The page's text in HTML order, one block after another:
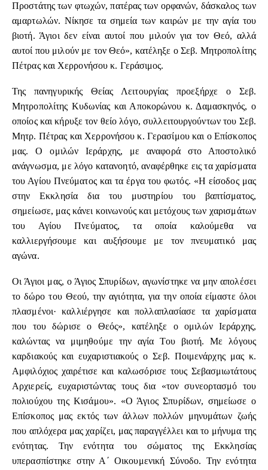
Προστάτης των φτωχών, πατέρας των ορφανών, δάσκαλος των
αμαρτωλών. Νίκησε τα σημεία των καιρών με την αγία του
βιοτή. Άγιοι δεν είναι αυτοί που μιλούν για τον Θεό, αλλά
αυτοί που μιλούν με τον Θεό», κατέληξε ο Σεβ. Μητροπολίτης
Πέτρας και Χερρονήσου κ. Γεράσιμος.
Της πανηγυρικής Θείας Λειτουργίας προεξήρχε ο Σεβ.
Μητροπολίτης Κυδωνίας και Αποκορώνου κ. Δαμασκηνός, ο
οποίος και κήρυξε τον θείο λόγο, συλλειτουργούντων του Σεβ.
Μητρ. Πέτρας και Χερρονήσου κ. Γερασίμου και ο Επίσκοπος
μας. Ο ομιλών Ιεράρχης, με αναφορά στο Αποστολικό
ανάγνωσμα, με λόγο κατανοητό, αναφέρθηκε εις τα χαρίσματα
του Αγίου Πνεύματος και τα έργα του φωτός. «Η είσοδος μας
στην Εκκλησία δια του μυστηρίου του βαπτίσματος,
σημείωσε, μας κάνει κοινωνούς και μετόχους των χαρισμάτων
του Αγίου Πνεύματος, τα οποία καλούμεθα να
καλλιεργήσουμε και αυξήσουμε με τον πνευματικό μας
αγώνα.
Οι Άγιοι μας, ο Άγιος Σπυρίδων, αγωνίστηκε να μην απολέσει
το δώρο του Θεού, την αγιότητα, για την οποία είμαστε όλοι
πλασμένοι· καλλιέργησε και πολλαπλασίασε τα χαρίσματα
που του δώρισε ο Θεός», κατέληξε ο ομιλών Ιεράρχης,
καλώντας να μιμηθούμε την αγία Του βιοτή. Με λόγους
καρδιακούς και ευχαριστιακούς ο Σεβ. Ποιμενάρχης μας κ.
Αμφιλόχιος χαιρέτισε και καλωσόρισε τους Σεβασμιωτάτους
Αρχιερείς, ευχαριστώντας τους δια «τον συνεορτασμό του
πολιούχου της Κισάμου». «Ο Άγιος Σπυρίδων, σημείωσε ο
Επίσκοπος μας εκτός των άλλων πολλών μηνυμάτων ζωής
που απλόχερα μας χαρίζει, μας παραγγέλλει και το μήνυμα της
ενότητας. Την ενότητα του σώματος της Εκκλησίας
υπερασπίστηκε στην Α΄ Οικουμενική Σύνοδο. Την ενότητα